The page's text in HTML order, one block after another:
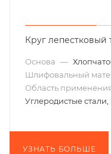
Круг лепестковый
Основа —
Шлифовальный
Область
Углеродистые
УЗНАТЬ БОЛЬШЕ